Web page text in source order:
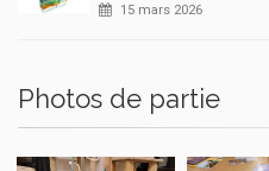
15 mars 2026
Photos de partie